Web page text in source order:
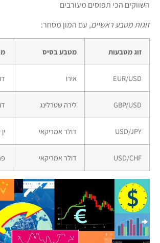
השווקים הכי תפוסים מעורבים
זוגות מטבע ראשיים, עם המון מסחר:
זוג מטבעות מטבע בסיס
EUR/USD אירו
GBP/USD לירה שטרלינג
USD/JPY דולר אמריקאי
USD/CHF דולר אמריקאי